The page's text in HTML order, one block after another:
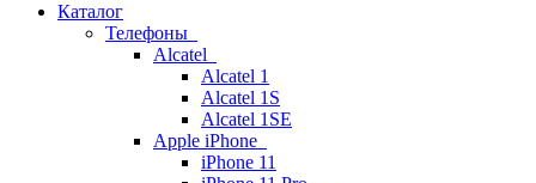
Каталог
Телефоны
Alcatel
Alcatel 1
Alcatel 1S
Alcatel 1SE
Apple iPhone
iPhone 11